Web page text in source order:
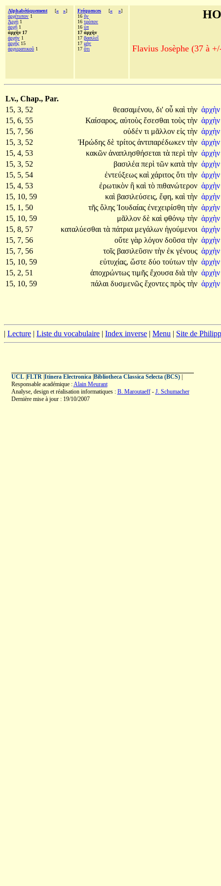
Alphabétiquement [« »]
ἀρχέτυπον 1
Ἀρχὴ 1
ἀρχῇ 1
ἀρχὴν 17
ἀρχήν 1
ἀρχῆς 15
ἀρχιερατικοῦ 1
Fréquences [« »]
16 ἣν
16 τρόπον
16 ὑπ
17 ἀρχὴν
17 βασιλεῖ
17 μὴν
17 ὅτι Flavius Josèphe (37 à
Lv., Chap., Par.
15, 3, 52
θεασαμένου, δι' οὗ καὶ τὴν
15, 6, 55
Καίσαρος, αὐτοὺς ἔσεσθαι τοὺς τὴν
15, 7, 56
οὐδέν τι μᾶλλον εἰς τὴν
15, 3, 52
Ἡρώδης δὲ τρίτος ἀντιπαρέδωκεν τὴν
15, 4, 53
κακῶν ἀναπλησθήσεται τὰ περὶ τὴν
15, 3, 52
βασιλέα περὶ τῶν κατὰ τὴν
15, 5, 54
ἐντεύξεως καὶ χάριτος ὅτι τὴν
15, 4, 53
ἐρωτικὸν ἢ καὶ τὸ πιθανώτερον
15, 10, 59
καὶ βασιλεύσεις, ἔφη, καὶ τὴν
15, 1, 50
τῆς ὅλης Ἰουδαίας ἐνεχειρίσθη τὴν
15, 10, 59
μᾶλλον δὲ καὶ φθόνῳ τὴν
15, 8, 57
καταλύεσθαι τὰ πάτρια μεγάλων ἡγούμενοι
15, 7, 56
οὔτε γὰρ λόγον δοῦσα τὴν
15, 7, 56
τοῖς βασιλεῦσιν τὴν ἐκ γένους
15, 10, 59
εὐτυχίας, ὥστε δύο τούτων τὴν
15, 2, 51
ἀποχρώντως τιμῆς ἔχουσα διὰ τὴν
15, 10, 59
πάλαι δυσμενῶς ἔχοντες πρὸς τὴν
| Lecture | Liste du vocabulaire | Index inverse | Menu | Site de
UCL| FLTR| Itinera Electronica| Bibliotheca Classica Selecta (BCS)|
Responsable académique :Alain Meurant
Analyse, design et réalisation informatiques : B. Maroutaeff- J. Schumacher
Dernière mise à jour : 19/10/2007